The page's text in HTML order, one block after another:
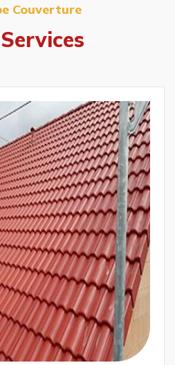
Couverture
Réparation et
toiture